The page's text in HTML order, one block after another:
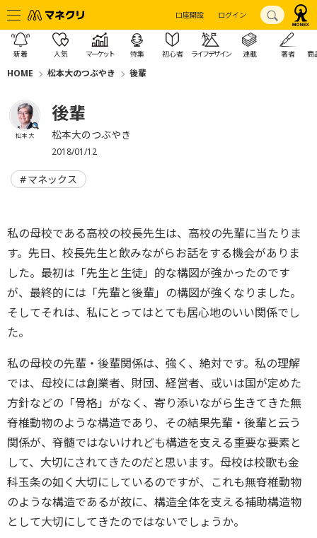
口座開設 ログイン
新着 人気 マーケット 特集 初心者 ライフデザイン 連載 著者 商
HOME 松本大のつぶやき 後輩
松本 大
後輩
松本大のつぶやき
2018/01/12
マネックス
私の母校である高校の校長先生は、高校の先輩に当たりま
す。先日、校長先生と飲みながらお話をする機会がありま
した。最初は「先生と生徒」的な構図が強かったのです
が、最終的には「先輩と後輩」の構図が強くなりました。
そしてそれは、私にとってはとても居心地のいい関係でし
た。
私の母校の先輩・後輩関係は、強く、絶対です。私の理解
では、母校には創業者、財団、経営者、或いは国が定めた
方針などの「骨格」がなく、寄り添いながら生きてきた無
脊椎動物のような構造であり、その結果先輩・後輩と云う
関係が、脊髄ではないけれども構造を支える重要な要素と
して、大切にされてきたのだと思います。母校は校歌も金
科玉条の如く大切にしているのですが、これも無脊椎動物
のような構造であるが故に、構造全体を支える補助構造物
として大切にしてきたのではないでしょうか。